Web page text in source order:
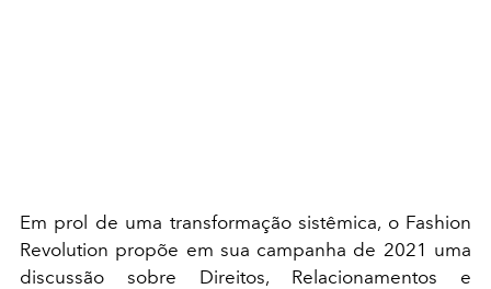
Em prol de uma transformação sistêmica, o Fashion
Revolution propõe em sua campanha de 2021 uma
discussão sobre Direitos, Relacionamentos e